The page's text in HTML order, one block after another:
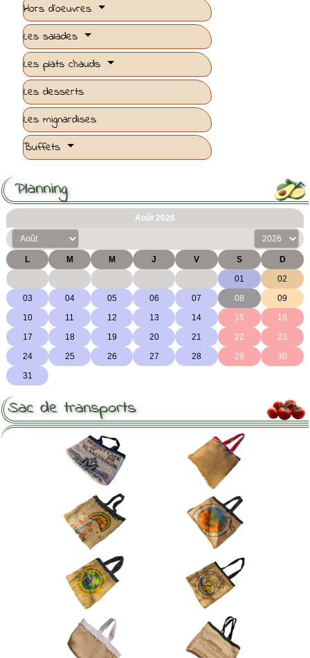
Hors d'oeuvres
Les salades
Les plats chauds
Les desserts
Les mignardises
Buffets

Planning
Sac de transports